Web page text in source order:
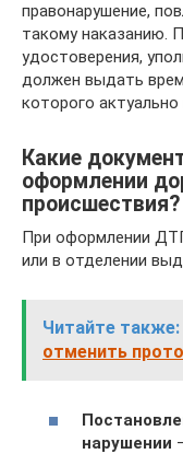
правонарушение,
такому наказанию.
удостоверения,
должен выдать
которого
Какие
оформлении
происшествия?
При оформлении
или в отделении
Читайте также:
отменить
нарушении